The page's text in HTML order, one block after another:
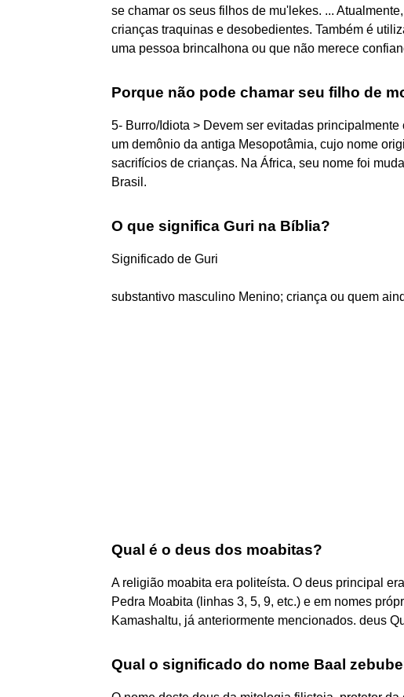
se chamar os seus filhos de mu'lekes. ...
crianças traquinas e desobedientes. Também é
uma pessoa brincalhona ou que não merece
Porque não pode chamar seu filho de
5- Burro/Idiota > Devem ser evitadas
um demônio da antiga Mesopotâmia, cujo nome
sacrifícios de crianças. Na África, seu nome foi
Brasil.
O que significa Guri na Bíblia?
Significado de Guri
substantivo masculino Menino; criança ou quem
Qual é o deus dos moabitas?
A religião moabita era politeísta. O deus principal
Pedra Moabita (linhas 3, 5, 9, etc.) e em nomes
Kamashaltu, já anteriormente mencionados. deus
Qual o significado do nome Baal